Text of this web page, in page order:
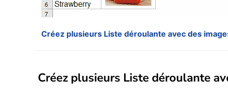
Créez plusieurs Liste déroulante avec des
Créez plusieurs Liste déroulante